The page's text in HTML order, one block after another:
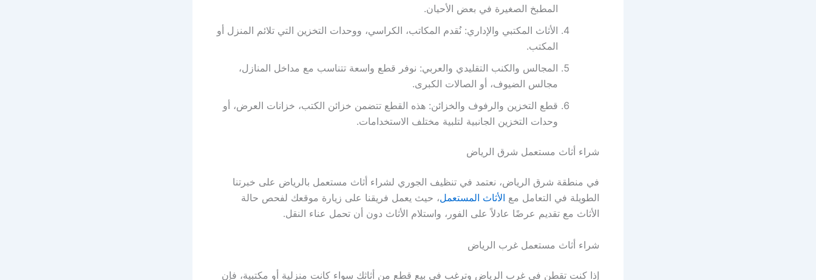
المطبخ الصغيرة في بعض الأحيان.
الأثاث المكتبي والإداري: نُقدم المكاتب، الكراسي، ووحدات التخزين التي تلائم المنزل أو
المكتب.
المجالس والكنب التقليدي والعربي: نوفر قطع واسعة تتناسب مع مداخل المنازل،
مجالس الضيوف، أو الصالات الكبرى.
قطع التخزين والرفوف والخزائن: هذه القطع تتضمن خزائن الكتب، خزانات العرض، أو
وحدات التخزين الجانبية لتلبية مختلف الاستخدامات.
شراء أثاث مستعمل شرق الرياض
في منطقة شرق الرياض، نعتمد في تنظيف الجوري لشراء أثاث مستعمل بالرياض على خبرتنا
الطويلة في التعامل مع الأثاث المستعمل، حيث يعمل فريقنا على زيارة موقعك لفحص حالة
الأثاث مع تقديم عرضًا عادلاً على الفور، واستلام الأثاث دون أن تحمل عناء النقل.
شراء أثاث مستعمل غرب الرياض
إذا كنت تقطن في غرب الرياض وترغب في بيع قطع من أثاثك سواء كانت منزلية أو مكتبية، فإن